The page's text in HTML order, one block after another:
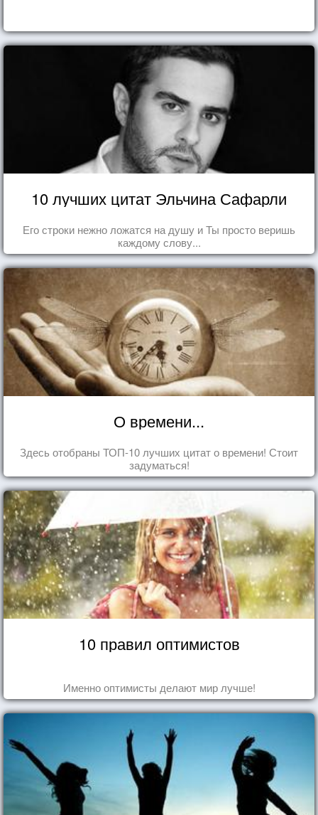
10 лучших цитат Эльчина Сафарли
Его строки нежно ложатся на душу и Ты просто веришь
каждому слову...
О времени...
Здесь отобраны ТОП-10 лучших цитат о времени! Стоит
задуматься!
10 правил оптимистов
Именно оптимисты делают мир лучше!